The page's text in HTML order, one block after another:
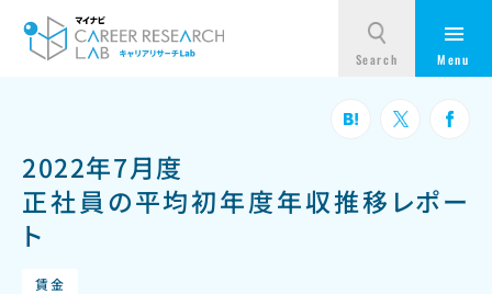
2022年7月度
正社員の平均初年度年収推移レポー
ト
賃金